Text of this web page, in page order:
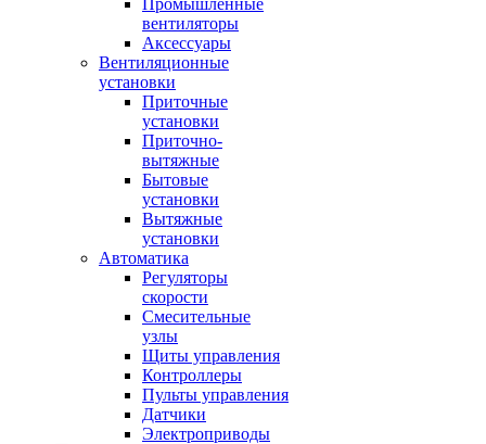
Промышленные
вентиляторы
Аксессуары
Вентиляционные
установки
Приточные
установки
Приточно-
вытяжные
Бытовые
установки
Вытяжные
установки
Автоматика
Регуляторы
скорости
Смесительные
узлы
Щиты управления
Контроллеры
Пульты управления
Датчики
Электроприводы